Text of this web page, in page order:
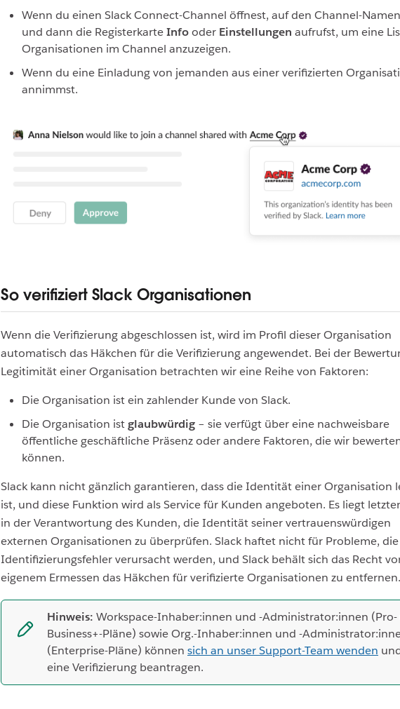
Wenn du einen Slack Connect-Channel öffnest, auf den Channel-
und dann die RegisterkarteInfooder Einstellungen aufrufst, um eine
Organisationen im Channel anzuzeigen.
Wenn du eine Einladung von jemanden aus einer verifizierten
annimmst.
So verifiziert Slack Organisationen
Wenn die Verifizierung abgeschlossen ist, wird im Profil dieser Organisation
automatisch das Häkchen für die Verifizierung angewendet. Bei der
Legitimität einer Organisation betrachten wir eine Reihe von Faktoren:
Die Organisation ist ein zahlender Kunde von Slack.
Die Organisation istglaubwürdig – sie verfügt über eine nachweisbare
öffentliche geschäftliche Präsenz oder andere Faktoren, die wir
können.
Slack kann nicht gänzlich garantieren, dass die Identität einer Organisation
ist, und diese Funktion wird als Service für Kunden angeboten. Es liegt
in der Verantwortung des Kunden, die Identität seiner vertrauenswürdigen
externen Organisationen zu überprüfen. Slack haftet nicht für Probleme,
Identifizierungsfehler verursacht werden, und Slack behält sich das Recht
eigenem Ermessen das Häkchen für verifizierte Organisationen zu entfernen.
Hinweis: Workspace-Inhaber:innen und -Administrator:innen (Pro-
Business+-Pläne) sowie Org.-Inhaber:innen und -
(Enterprise-Pläne) können sich an unser Support-Team wenden
eine Verifizierung beantragen.